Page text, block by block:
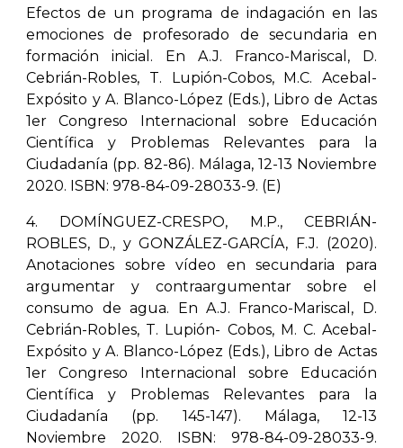
Efectos de un programa de indagación en las
emociones de profesorado de secundaria en
formación inicial. En A.J. Franco-Mariscal, D.
Cebrián-Robles, T. Lupión-Cobos, M.C. Acebal-
Expósito y A. Blanco-López (Eds.), Libro de Actas
1er Congreso Internacional sobre Educación
Científica y Problemas Relevantes para la
Ciudadanía (pp. 82-86). Málaga, 12-13 Noviembre
2020. ISBN: 978-84-09-28033-9. (E)
4. DOMÍNGUEZ-CRESPO, M.P., CEBRIÁN-
ROBLES, D., y GONZÁLEZ-GARCÍA, F.J. (2020).
Anotaciones sobre vídeo en secundaria para
argumentar y contraargumentar sobre el
consumo de agua. En A.J. Franco-Mariscal, D.
Cebrián-Robles, T. Lupión- Cobos, M. C. Acebal-
Expósito y A. Blanco-López (Eds.), Libro de Actas
1er Congreso Internacional sobre Educación
Científica y Problemas Relevantes para la
Ciudadanía (pp. 145-147). Málaga, 12-13
Noviembre 2020. ISBN: 978-84-09-28033-9.